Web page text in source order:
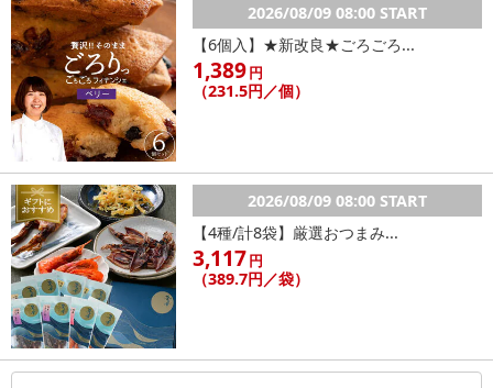
2026/08/09 08:00 START
【6個入】★新改良★ごろごろ...
1,389円
（231.5円／個）
2026/08/09 08:00 START
【4種/計8袋】厳選おつまみ...
3,117円
（389.7円／袋）